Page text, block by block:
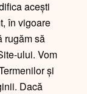
acești
în vigoare
rugăm să
ului. Vom
și
Dacă